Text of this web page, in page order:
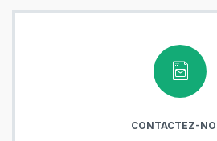
CONTACTEZ-